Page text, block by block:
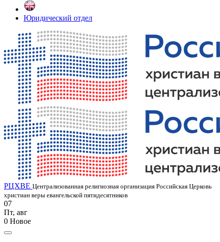
Юридический отдел
РЦХВЕ Централизованная религиозная организация Российская Церковь
христиан веры евангельской пятидесятников
07
Пт, авг
0 Новое